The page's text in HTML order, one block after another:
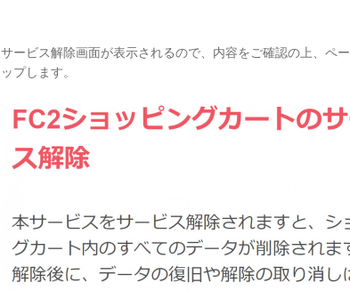
サービス解除画面が表示されるので、内容をご確認の上、ペ
ップします。